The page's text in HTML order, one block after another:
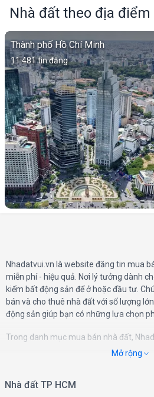
Nhà đất theo địa điểm
Thành phố Hồ Chí Minh
11.481tin đăng
Nhadatvui.vn là website đăng tin mua
miễn phí - hiệu quả. Nơi lý tưởng dành
kiếm bất động sản để ở hoặc đầu tư.
bán và cho thuê nhà đất với số lượng
động sản giúp bạn có những lựa chọn
Trong danh mục mua bán nhà đất,
các loại hình bất động sản bao gồm căn
danh mục cho thuê bất động sản cũng
Mở rộng
Nhà đất TP HCM